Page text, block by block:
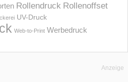
Rollendruck Rollenoffset
UV-Druck
Web-to-Print Werbedruck
Anzeige